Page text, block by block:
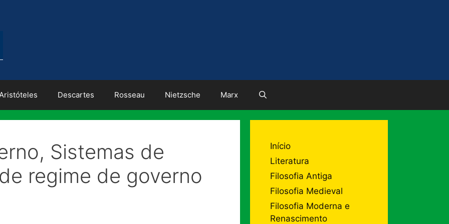
Descartes Rosseau Nietzsche Marx
Sistemas de
regime de governo
Início
Literatura
Filosofia Antiga
Filosofia Medieval
Filosofia Moderna e
Renascimento